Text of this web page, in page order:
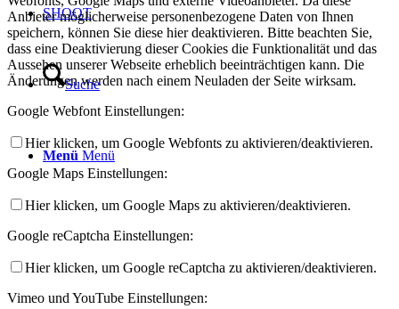
SHOOT
Suche
Menü Menü
Anbieter möglicherweise personenbezogene Daten von Ihnen
speichern, können Sie diese hier deaktivieren. Bitte beachten Sie,
dass eine Deaktivierung dieser Cookies die Funktionalität und das
Aussehen unserer Webseite erheblich beeinträchtigen kann. Die
Änderungen werden nach einem Neuladen der Seite wirksam.
Google Webfont Einstellungen:
Hier klicken, um Google Webfonts zu aktivieren/deaktivieren.
Google Maps Einstellungen:
Hier klicken, um Google Maps zu aktivieren/deaktivieren.
Google reCaptcha Einstellungen:
Hier klicken, um Google reCaptcha zu aktivieren/deaktivieren.
Vimeo und YouTube Einstellungen: